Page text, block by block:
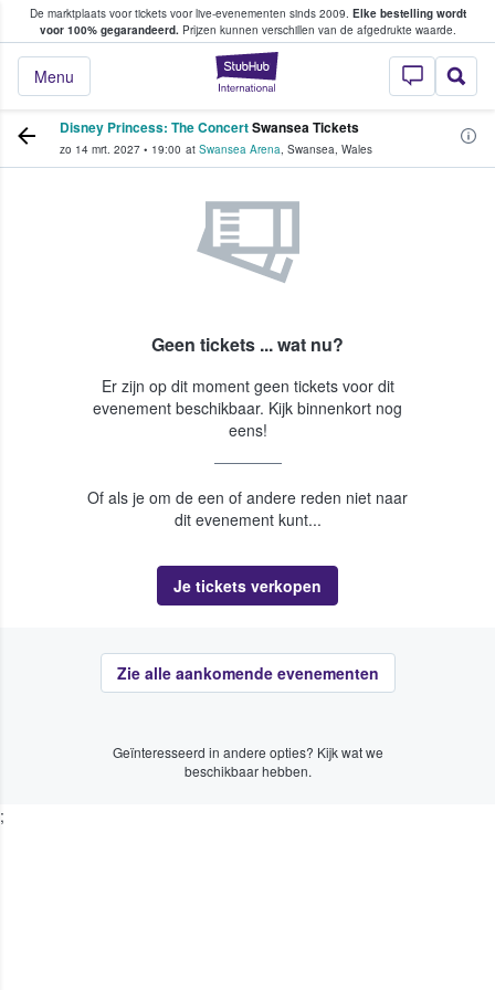
De marktplaats voor tickets voor live-evenementen sinds 2009. Elke bestelling wordt
voor 100% gegarandeerd.Prijzen kunnen verschillen van de afgedrukte waarde.
StubHub: waar
Menu
tickets kopen en verkopen
Disney Princess: The ConcertSwansea Tickets
zo 14 mrt. 2027 • 19:00 at Swansea Arena, Swansea, Wales
Geen tickets ... wat nu?
Er zijn op dit moment geen tickets voor dit
evenement beschikbaar. Kijk binnenkort nog
eens!
Of als je om de een of andere reden niet naar
dit evenement kunt...
Je tickets verkopen
Zie alle aankomende evenementen
Geïnteresseerd in andere opties? Kijk wat we
beschikbaar hebben.
;